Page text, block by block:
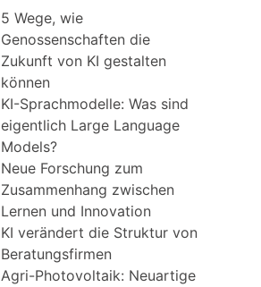
5 Wege, wie
Genossenschaften die
Zukunft von KI gestalten
können
KI-Sprachmodelle: Was sind
eigentlich Large Language
Models?
Neue Forschung zum
Zusammenhang zwischen
Lernen und Innovation
KI verändert die Struktur von
Beratungsfirmen
Agri-Photovoltaik: Neuartige